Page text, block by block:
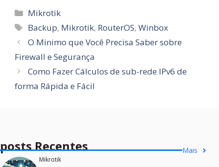
Categorias
Mikrotik
Tags
Backup, Mikrotik, RouterOS,Winbox
O Minimo que Você Precisa Saber sobre
Firewall e Segurança
Como Fazer Cálculos de sub-rede IPv6 de
forma Rápida e Fácil
posts Recentes Mais
Mikrotik